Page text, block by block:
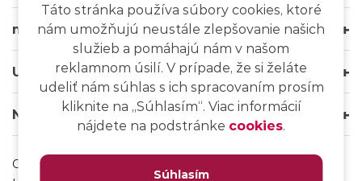
msg life Group
Užitočné odkazy
Naše weby
Ochrana osobných údajov
Táto stránka používa súbory cookies, ktoré
nám umožňujú neustále zlepšovanie našich
služieb a pomáhajú nám v našom
reklamnom úsilí. V prípade, že si želáte
udeliť nám súhlas s ich spracovaním prosím
kliknite na ,,Súhlasím“. Viac informácií
nájdete na podstránke cookies.
Súhlasím